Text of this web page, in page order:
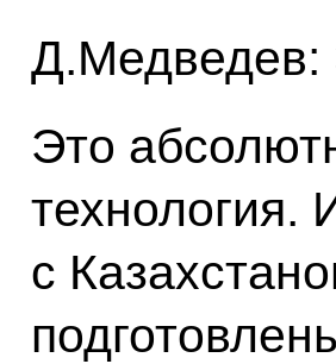
Д.Медведев:
Это
технология.
с